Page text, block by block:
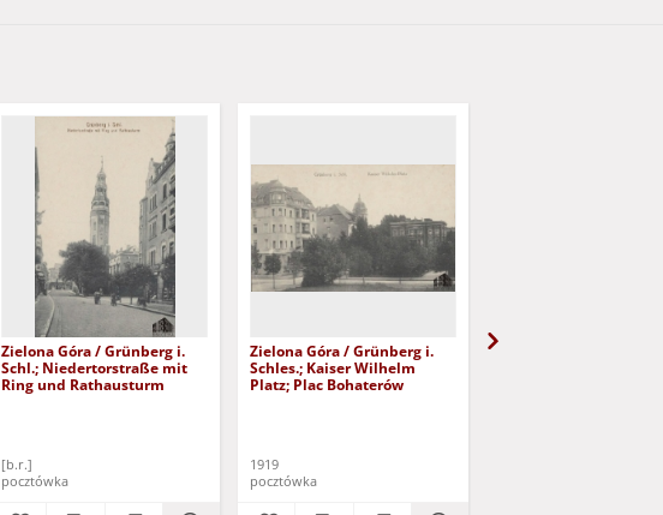
Zielona Góra / Grünberg i.
Schl.; Niedertorstraße mit
Ring und Rathausturm
[b.r.]
pocztówka
Zielona Góra / Grünberg i.
Schles.; Kaiser Wilhelm
Platz; Plac Bohaterów
1919
pocztówka